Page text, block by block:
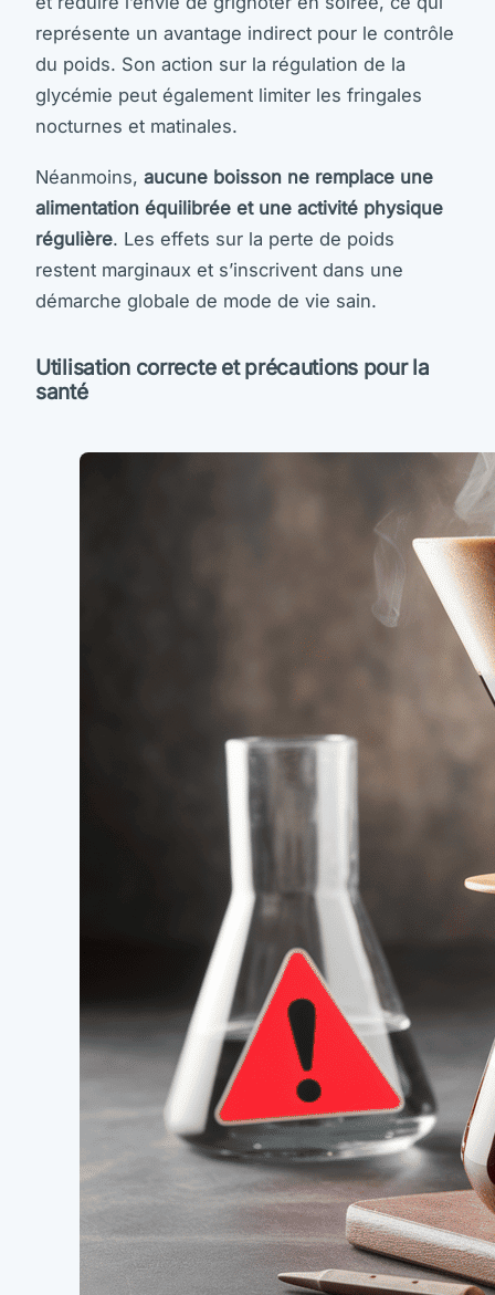
représente un avantage indirect pour le contrôle
du poids. Son action sur la régulation de la
glycémie peut également limiter les fringales
nocturnes et matinales.
Néanmoins, aucune boisson ne remplace une
alimentation équilibrée et une activité physique
régulière. Les effets sur la perte de poids
restent marginaux et s’inscrivent dans une
démarche globale de mode de vie sain.
Utilisation correcte et précautions pour la
santé